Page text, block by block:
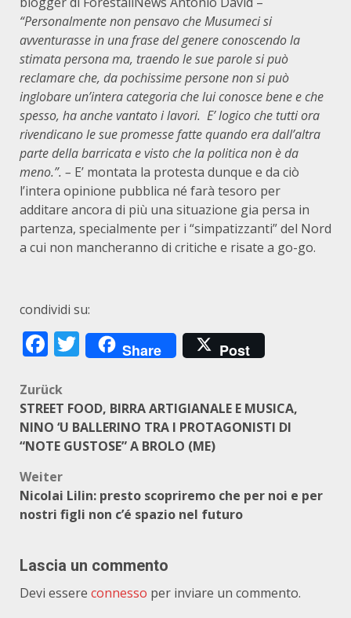
“Personalmente non pensavo che Musumeci si
avventurasse in una frase del genere conoscendo la
stimata persona ma, traendo le sue parole si può
reclamare che, da pochissime persone non si può
inglobare un’intera categoria che lui conosce bene e che
spesso, ha anche vantato i lavori. E’ logico che tutti ora
rivendicano le sue promesse fatte quando era dall’altra
parte della barricata e visto che la politica non è da
meno.”. – E’ montata la protesta dunque e da ciò
l’intera opinione pubblica né farà tesoro per
additare ancora di più una situazione gia persa in
partenza, specialmente per i “simpatizzanti” del Nord
a cui non mancheranno di critiche e risate a go-go.
condividi su:
Facebook
Twitter
Share Post
Beitragsnavigation
Zurück
STREET FOOD, BIRRA ARTIGIANALE E MUSICA,
NINO ‘U BALLERINO TRA I PROTAGONISTI DI
“NOTE GUSTOSE” A BROLO (ME)
Weiter
Nicolai Lilin: presto scopriremo che per noi e per
nostri figli non c’é spazio nel futuro
Lascia un commento
Devi essere connesso per inviare un commento.